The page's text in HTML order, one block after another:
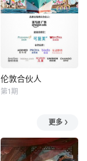
艺
伦敦合伙人
《伦敦合伙人》是
由湖南卫视、芒果
TV、小芒联合出品
伦敦合伙人
第1期
更多